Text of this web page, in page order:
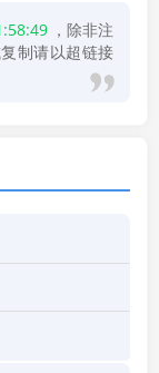
，除非注
制请以超链接